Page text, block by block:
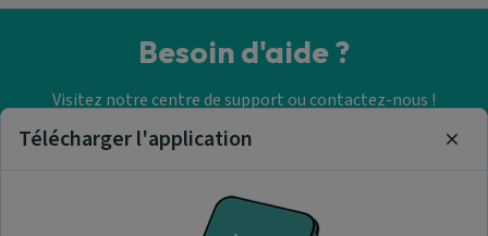
Besoin d'aide ?
Visitez notre centre de support ou contactez-nous !
Aide & Contact
Télécharger l'application